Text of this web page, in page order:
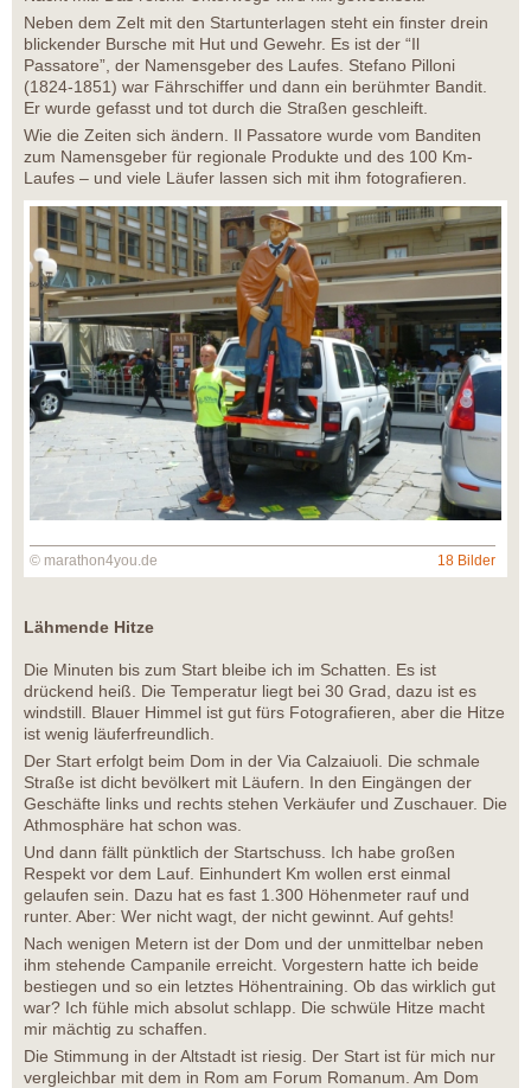
Neben dem Zelt mit den Startunterlagen steht ein finster drein
blickender Bursche mit Hut und Gewehr. Es ist der “Il
Passatore”, der Namensgeber des Laufes. Stefano Pilloni
(1824-1851) war Fährschiffer und dann ein berühmter Bandit.
Er wurde gefasst und tot durch die Straßen geschleift.
Wie die Zeiten sich ändern. Il Passatore wurde vom Banditen
zum Namensgeber für regionale Produkte und des 100 Km-
Laufes – und viele Läufer lassen sich mit ihm fotografieren.
© marathon4you.de 18 Bilder
Lähmende Hitze
Die Minuten bis zum Start bleibe ich im Schatten. Es ist
drückend heiß. Die Temperatur liegt bei 30 Grad, dazu ist es
windstill. Blauer Himmel ist gut fürs Fotografieren, aber die Hitze
ist wenig läuferfreundlich.
Der Start erfolgt beim Dom in der Via Calzaiuoli. Die schmale
Straße ist dicht bevölkert mit Läufern. In den Eingängen der
Geschäfte links und rechts stehen Verkäufer und Zuschauer. Die
Athmosphäre hat schon was.
Und dann fällt pünktlich der Startschuss. Ich habe großen
Respekt vor dem Lauf. Einhundert Km wollen erst einmal
gelaufen sein. Dazu hat es fast 1.300 Höhenmeter rauf und
runter. Aber: Wer nicht wagt, der nicht gewinnt. Auf gehts!
Nach wenigen Metern ist der Dom und der unmittelbar neben
ihm stehende Campanile erreicht. Vorgestern hatte ich beide
bestiegen und so ein letztes Höhentraining. Ob das wirklich gut
war? Ich fühle mich absolut schlapp. Die schwüle Hitze macht
mir mächtig zu schaffen.
Die Stimmung in der Altstadt ist riesig. Der Start ist für mich nur
vergleichbar mit dem in Rom am Forum Romanum. Am Dom